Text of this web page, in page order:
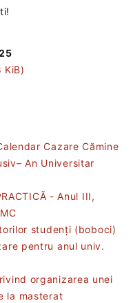
KiB)
Cazare Cămine
An Universitar
- Anul III,
studenți (boboci)
pentru anul univ.
organizarea unei
la masterat